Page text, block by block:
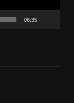
06:35